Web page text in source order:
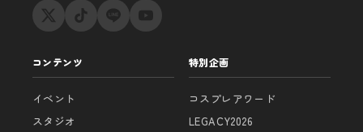
コンテンツ
イベント
スタジオ
特別企画
コスプレアワード
LEGACY2026